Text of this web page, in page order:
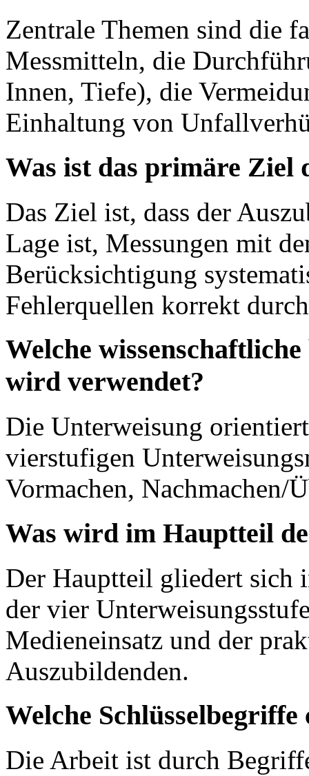
Zentrale Themen sind die
Messmitteln, die
Innen, Tiefe), die
Einhaltung von
Was ist das primäre Ziel
Das Ziel ist, dass der
Lage ist, Messungen mit
Berücksichtigung
Fehlerquellen korrekt
Welche
wird verwendet?
Die Unterweisung
vierstufigen
Vormachen, Nachmachen/
Was wird im Hauptteil
Der Hauptteil gliedert sich
der vier
Medieneinsatz und der
Auszubildenden.
Welche
Die Arbeit ist durch